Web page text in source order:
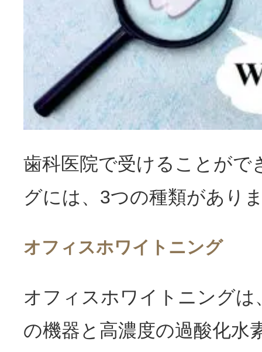
歯科医院で受けることがで
グには、3つの種類があり
オフィスホワイトニング
オフィスホワイトニングは
の機器と高濃度の過酸化水